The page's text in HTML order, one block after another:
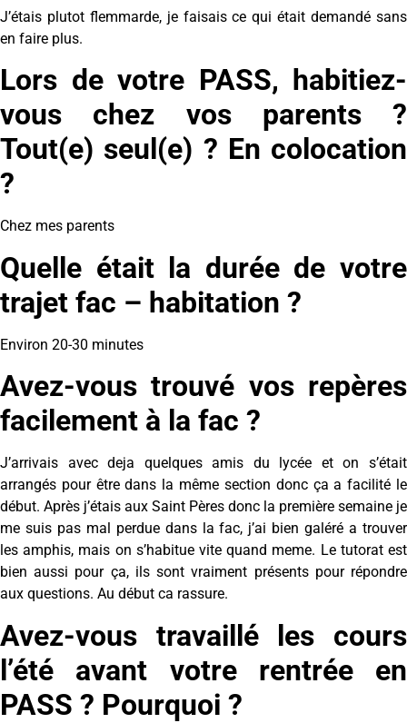
J’étais plutot flemmarde, je faisais ce qui était demandé sans
en faire plus.
Lors de votre PASS, habitiez-
vous chez vos parents ?
Tout(e) seul(e) ? En colocation
?
Chez mes parents
Quelle était la durée de votre
trajet fac – habitation ?
Environ 20-30 minutes
Avez-vous trouvé vos repères
facilement à la fac ?
J’arrivais avec deja quelques amis du lycée et on s’était
arrangés pour être dans la même section donc ça a facilité le
début. Après j’étais aux Saint Pères donc la première semaine je
me suis pas mal perdue dans la fac, j’ai bien galéré a trouver
les amphis, mais on s’habitue vite quand meme. Le tutorat est
bien aussi pour ça, ils sont vraiment présents pour répondre
aux questions. Au début ca rassure.
Avez-vous travaillé les cours
l’été avant votre rentrée en
PASS ? Pourquoi ?